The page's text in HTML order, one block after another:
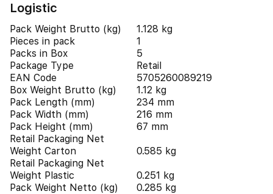
Logistic
Pack Weight Brutto (kg)
1.128 kg
Pieces in pack
1
Packs in Box
5
Package Type
Retail
EAN Code
5705260089219
Box Weight Brutto (kg)
1.12 kg
Pack Length (mm)
234 mm
Pack Width (mm)
216 mm
Pack Height (mm)
67 mm
Retail Packaging Net
Weight Carton
0.585 kg
Retail Packaging Net
Weight Plastic
0.251 kg
Pack Weight Netto (kg)
0.285 kg